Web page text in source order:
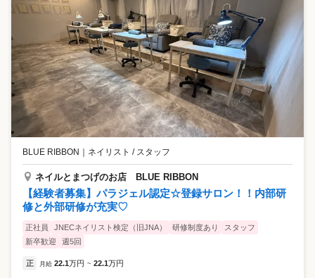
こそ、施術のスキルだけでなく、高級感を感じられる接客の技術もしっ
かりレクチャーします。 ⭐オン・オフのメリハリよく活躍！ 施術は完全
予約制のため、残業は１カ月に45分程度。長時間の残業が発生すること
はありません。休日の研修や施術レクチャーなどもないため、プライベ
ートも大切にしながら働けます。 ⭐1カ月のお休みが選べる 「月8日休
み」「月9～10日休み」。どちらでも好きな勤務体系が選べます。もち
ろん途中で変更もOK！ライフスタイルに合わせた働き方を実現できま
す。 ⭐入社3年目の先輩が語る、オングレースの魅力 前職では昇給やキ
ャリアアップがなく、将来に漠然とした不安がありました。オングレー
スでは実力や頑張りに応じて昇給・昇格が当たり前で、私もアシスタン
トチーフに昇格できました！ お客様の層としては、年齢と共に手の甲の
ね。ネイルサロンというより、手元を含めたケアが目的の方が多く、
「爪を育てたい」「仕事柄ネイルはできないが、せめてキレイに見せた
い」という方もいらっしゃいます。 そういったお悩みを持つお客様に、
「あなたに施術してもらった後、出先で手元を褒められたの」と嬉しそ
うに報告していただいた時は、本当に嬉しかったですね。百貨店内に展
開していることもあって、穏やかで優しいお客様が多いです。 産育休や
キャリアチェンジなどの制度も豊富なため、今後結婚や子育てなどを経
て、ライフステージが変わってもこの仕事を続けたいです！
BLUE RIBBON ネイリスト / スタッフ
ネイルとまつげのお店 BLUE RIBBON
【経験者募集】パラジェル認定☆登録サロン！！内部研
修と外部研修が充実♡
正社員 JNECネイリスト検定（旧JNA） 研修制度あり
スタッフ
新卒歓迎
週5回
正 月給 22.1万円 ~ 22.1万円